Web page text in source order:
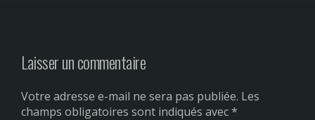
Laisser un commentaire
Votre adresse e-mail ne sera pas publiée. Les
champs obligatoires sont indiqués avec*